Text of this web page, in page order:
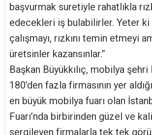
başvurmak suretiyle rahatlıkla
edecekleri iş bulabilirler. Yeter ki
çalışmayı, rızkını temin etmeyi
üretsinler kazansınlar.”
Başkan Büyükkılıç, mobilya şehri
180’den fazla firmasının yer
en büyük mobilya fuarı olan
Fuarı’nda birbirinden güzel ve
sergileyen firmalarla tek tek